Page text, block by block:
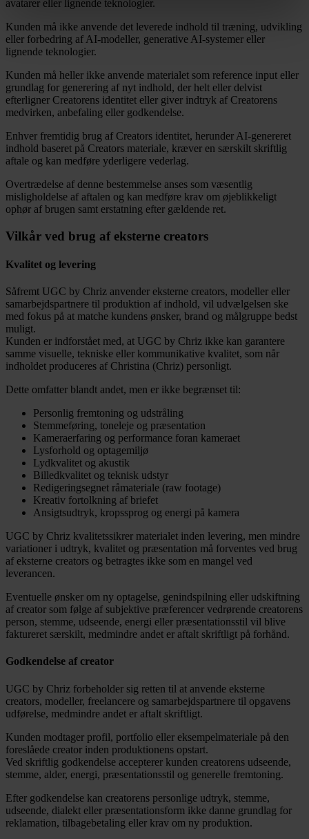
avatarer eller lignende teknologier.
Kunden må ikke anvende det leverede indhold til træning, udvikling
eller forbedring af AI-modeller, generative AI-systemer eller
lignende teknologier.
Kunden må heller ikke anvende materialet som reference input eller
grundlag for generering af nyt indhold, der helt eller delvist
efterligner Creatorens identitet eller giver indtryk af Creatorens
medvirken, anbefaling eller godkendelse.
Enhver fremtidig brug af Creators identitet, herunder AI-genereret
indhold baseret på Creators materiale, kræver en særskilt skriftlig
aftale og kan medføre yderligere vederlag.
Overtrædelse af denne bestemmelse anses som væsentlig
misligholdelse af aftalen og kan medføre krav om øjeblikkeligt
ophør af brugen samt erstatning efter gældende ret.
Vilkår ved brug af eksterne creators
Kvalitet og levering
Såfremt UGC by Chriz anvender eksterne creators, modeller eller
samarbejdspartnere til produktion af indhold, vil udvælgelsen ske
med fokus på at matche kundens ønsker, brand og målgruppe bedst
muligt.
Kunden er indforstået med, at UGC by Chriz ikke kan garantere
samme visuelle, tekniske eller kommunikative kvalitet, som når
indholdet produceres af Christina (Chriz) personligt.
Dette omfatter blandt andet, men er ikke begrænset til:
Personlig fremtoning og udstråling
Stemmeføring, toneleje og præsentation
Kameraerfaring og performance foran kameraet
Lysforhold og optagemiljø
Lydkvalitet og akustik
Billedkvalitet og teknisk udstyr
Redigeringsegnet råmateriale (raw footage)
Kreativ fortolkning af briefet
Ansigtsudtryk, kropssprog og energi på kamera
UGC by Chriz kvalitetssikrer materialet inden levering, men mindre
variationer i udtryk, kvalitet og præsentation må forventes ved brug
af eksterne creators og betragtes ikke som en mangel ved
leverancen.
Eventuelle ønsker om ny optagelse, genindspilning eller udskiftning
af creator som følge af subjektive præferencer vedrørende creatorens
person, stemme, udseende, energi eller præsentationsstil vil blive
faktureret særskilt, medmindre andet er aftalt skriftligt på forhånd.
Godkendelse af creator
UGC by Chriz forbeholder sig retten til at anvende eksterne
creators, modeller, freelancere og samarbejdspartnere til opgavens
udførelse, medmindre andet er aftalt skriftligt.
Kunden modtager profil, portfolio eller eksempelmateriale på den
foreslåede creator inden produktionens opstart.
Ved skriftlig godkendelse accepterer kunden creatorens udseende,
stemme, alder, energi, præsentationsstil og generelle fremtoning.
Efter godkendelse kan creatorens personlige udtryk, stemme,
udseende, dialekt eller præsentationsform ikke danne grundlag for
reklamation, tilbagebetaling eller krav om ny produktion.